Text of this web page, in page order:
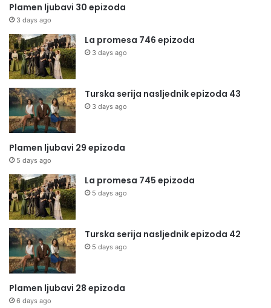
Plamen ljubavi 30 epizoda
3 days ago
La promesa 746 epizoda
3 days ago
Turska serija nasljednik epizoda 43
3 days ago
Plamen ljubavi 29 epizoda
5 days ago
La promesa 745 epizoda
5 days ago
Turska serija nasljednik epizoda 42
5 days ago
Plamen ljubavi 28 epizoda
6 days ago